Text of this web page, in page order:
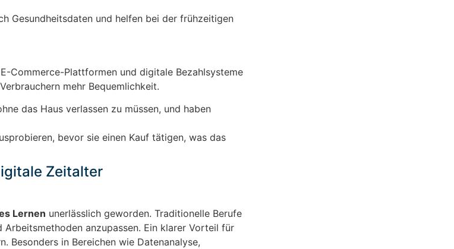
Gesundheitsdaten und helfen bei der frühzeitigen
Commerce-Plattformen und digitale Bezahlsysteme
mehr Bequemlichkeit.
das Haus verlassen zu müssen, und haben
bevor sie einen Kauf tätigen, was das
Zeitalter
Lernen unerlässlich geworden. Traditionelle Berufe
anzupassen. Ein klarer Vorteil für
Besonders in Bereichen wie Datenanalyse,